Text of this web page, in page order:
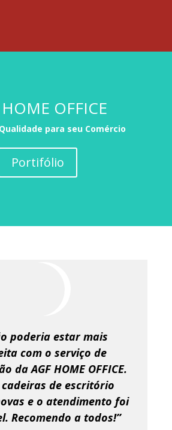
OFFICE
para seu Comércio
Portifólio
poderia estar mais
com o serviço de
da AGF HOME OFFICE.
de escritório
e o atendimento foi
Recomendo a todos!”